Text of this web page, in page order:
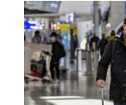
Προβολή
μεγαλύτερης
εικόνας